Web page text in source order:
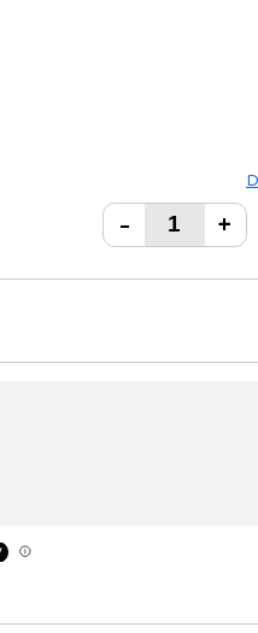
- +